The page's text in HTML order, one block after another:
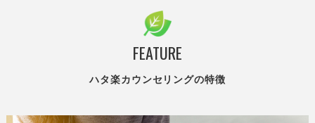
ハタ楽カウンセリングの特徴
FEATURE